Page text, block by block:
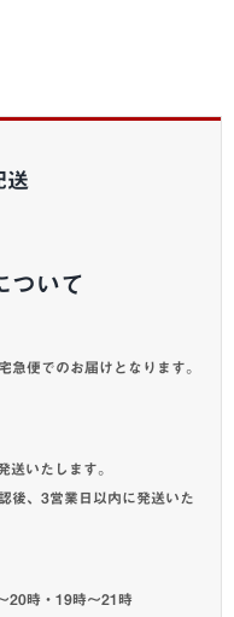
送
ついて
急便でのお届けとなります。
いたします。
、3営業日以内に発送いた
20時・19時～21時